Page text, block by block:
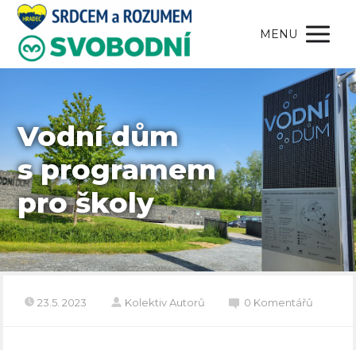
MENU
Vodní dům
s programem
pro školy
23.5. 2023 Kolektiv Autorů 0 Komentářů